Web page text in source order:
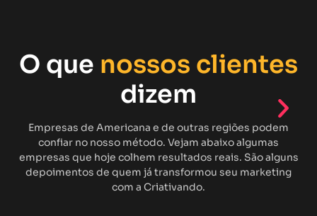
O que nossos clientes
dizem
Empresas de Americana e de outras regiões podem
confiar no nosso método. Vejam abaixo algumas
empresas que hoje colhem resultados reais. São alguns
depoimentos de quem já transformou seu marketing
com a Criativando.